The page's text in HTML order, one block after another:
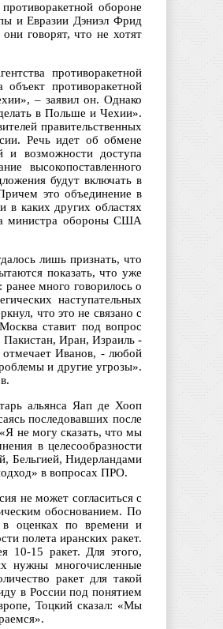
обороне
и Евразии Дэниэл Фрид
говорят, что не хотят
противоракетной
противоракетной
– заявил он. Однако
в Польше и Чехии».
правительственных
Речь идет об обмене
и возможности доступа
высокопоставленного
будут включать в
это объединение в
в каких других областях
министра обороны США
лишь признать, что
показать, что уже
много говорилось о
наступательных
что это не связано с
ставит под вопрос
Пакистан, Иран, Израиль -
отмечает Иванов, - любой
и другие угрозы».
альянса Яап де Хооп
последовавших после
не могу сказать, что мы
в целесообразности
Бельгией, Нидерландами
в вопросах ПРО.
не может согласиться с
обоснованием. По
в оценках по времени и
полета иранских ракет.
10-15 ракет. Для этого,
нужны многочисленные
ракет для такой
в России под понятием
Тоцкий сказал: «Мы